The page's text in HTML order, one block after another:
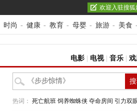
欢迎入驻搜狐
时尚 - 健康 - 教育 - 母婴 - 旅游 - 美食 -
电影 电视| 音乐 戏
热词： 死亡航班 饲养蜘蛛侠 夺命房间 引力双